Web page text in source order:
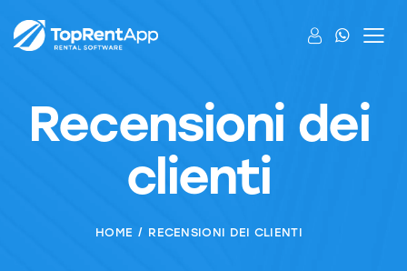
Recensioni dei
clienti
HOME RECENSIONI DEI CLIENTI